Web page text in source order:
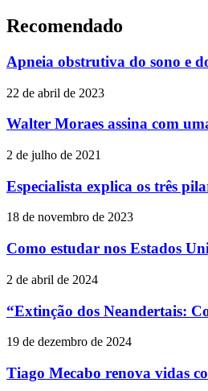
Recomendado
Apneia obstrutiva do sono e
22 de abril de 2023
Walter Moraes assina com
2 de julho de 2021
Especialista explica os três
18 de novembro de 2023
Como estudar nos Estados
2 de abril de 2024
“Extinção dos Neandertais:
19 de dezembro de 2024
Tiago Mecabo renova vidas